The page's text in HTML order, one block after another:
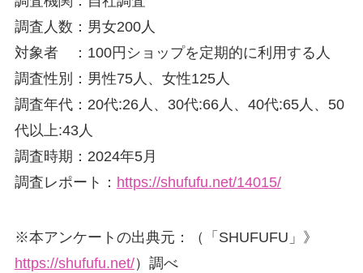
調査人数：男女200人
対象者 ：100円ショップを定期的に利用する人
調査性別：男性75人、女性125人
調査年代：20代:26人、30代:66人、40代:65人、50
代以上:43人
調査時期：2024年5月
調査レポート： https://shufufu.net/14015/
※本アンケートの出典元：（「SHUFUFU」》
https://shufufu.net/）調べ